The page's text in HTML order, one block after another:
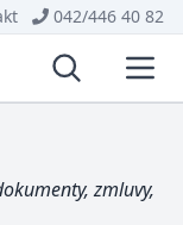
042/446 40 82
Vyhľadávanie
zmluvy,